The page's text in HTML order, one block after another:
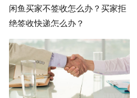
闲鱼买家不签收怎么办？买家拒
绝签收快递怎么办？